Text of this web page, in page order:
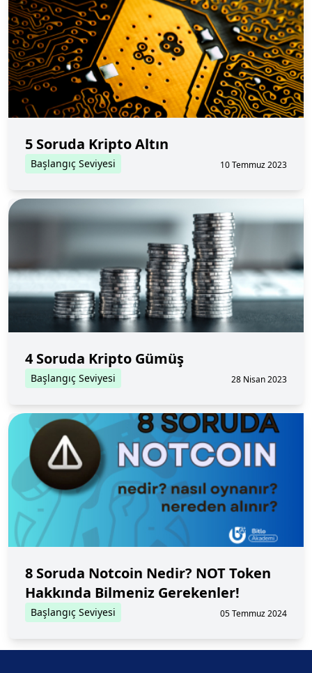
5 Soruda Kripto Altın
Başlangıç Seviyesi 10 Temmuz 2023
4 Soruda Kripto Gümüş
Başlangıç Seviyesi 28 Nisan 2023
8 Soruda Notcoin Nedir? NOT Token
Hakkında Bilmeniz Gerekenler!
Başlangıç Seviyesi 05 Temmuz 2024